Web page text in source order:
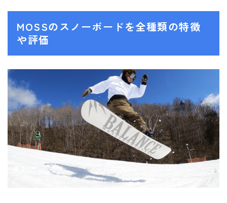
MOSSのスノーボードを全種類の特徴
や評価